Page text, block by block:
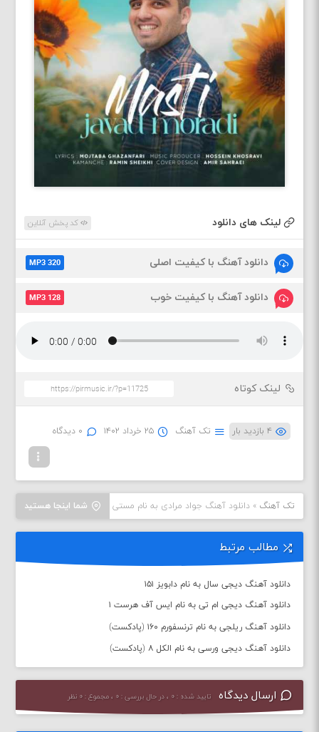
لینک های دانلود کد پخش آنلاین
دانلود آهنگ با کیفیت اصلی MP3 320
دانلود آهنگ با کیفیت خوب MP3 128
لینک کوتاه
۴ بازدید بار تک آهنگ ۲۵ خرداد ۱۴۰۲ ۰ دیدگاه
شما اینجا هستید تک آهنگ »دانلود آهنگ جواد مرادی به نام مستی
مطالب مرتبط
دانلود آهنگ دیجی سال به نام دابویز ۱۵۱
دانلود آهنگ دیجی ام تی به نام ایس آف هرست ۱
دانلود آهنگ ریلجی به نام ترنسفورم ۱۶۰ (پادکست)
دانلود آهنگ دیجی ورسی به نام الکل ۸ (پادکست)
ارسال دیدگاه تایید شده : ۰ ، در حال بررسی : ۰ ، مجموع : ۰ نظر